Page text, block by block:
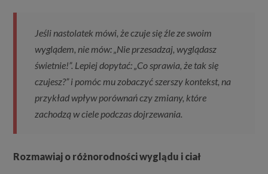
Jeśli nastolatek mówi, że czuje się źle ze swoim
wyglądem, nie mów: „Nie przesadzaj, wyglądasz
świetnie!”. Lepiej dopytać: „Co sprawia, że tak się
czujesz?” i pomóc mu zobaczyć szerszy kontekst, na
przykład wpływ porównań czy zmiany, które
zachodzą w ciele podczas dojrzewania.
Rozmawiaj o różnorodności wyglądu i ciał